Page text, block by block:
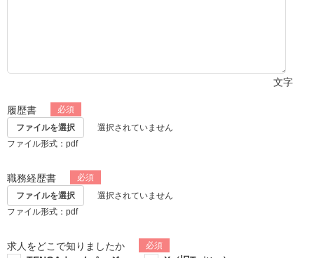
文字
履歴書
ファイルを選択
選択されていません
ファイル形式：pdf
職務経歴書
ファイルを選択
選択されていません
ファイル形式：pdf
求人をどこで知りましたか